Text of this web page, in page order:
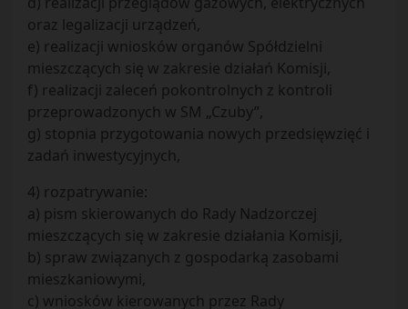
oraz legalizacji urządzeń,
e) realizacji wniosków organów Spółdzielni
mieszczących się w zakresie działań Komisji,
f) realizacji zaleceń pokontrolnych z kontroli
przeprowadzonych w SM „Czuby”,
g) stopnia przygotowania nowych przedsięwzięć i
zadań inwestycyjnych,
4) rozpatrywanie:
a) pism skierowanych do Rady Nadzorczej
mieszczących się w zakresie działania Komisji,
b) spraw związanych z gospodarką zasobami
mieszkaniowymi,
c) wniosków kierowanych przez Rady